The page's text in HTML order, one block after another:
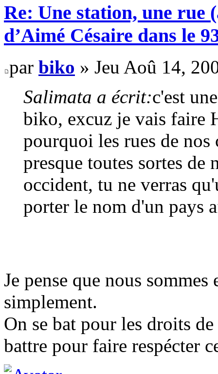
Re: Une station, une rue
d’Aimé Césaire dans le
par biko » Jeu Aoû 14,
Salimata a écrit:c'est
biko, excuz je vais faire
pourquoi les rues de
presque toutes sortes de
occident, tu ne verras
porter le nom d'un pays
Je pense que nous
simplement.
On se bat pour les droits
battre pour faire respécter